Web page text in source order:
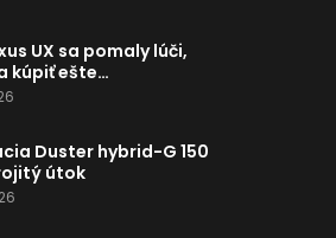
UX sa pomaly lúči,
kúpiť ešte…
Duster hybrid-G 150
útok